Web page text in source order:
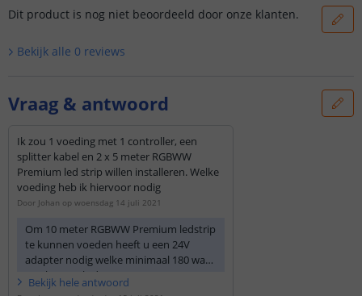
Dit product is nog niet beoordeeld door onze klanten.
Bekijk alle 0 reviews
Vraag & antwoord
Ik zou 1 voeding met 1 controller, een
splitter kabel en 2 x 5 meter RGBWW
Premium led strip willen installeren. Welke
voeding heb ik hiervoor nodig
Door Johan op woensdag 14 juli 2021
Om 10 meter RGBWW Premium ledstrip
te kunnen voeden heeft u een 24V
adapter nodig welke minimaal 180 watt
aan kan zoals de
professionele voeding
Bekijk hele antwoord